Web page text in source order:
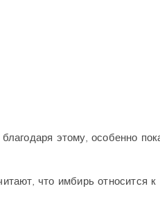
этому, особенно
что имбирь относится к